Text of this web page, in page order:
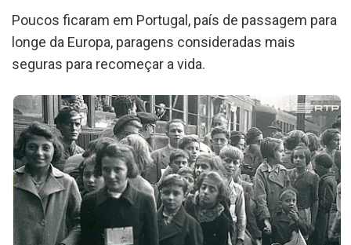
Poucos ficaram em Portugal, país de passagem para
longe da Europa, paragens consideradas mais
seguras para recomeçar a vida.